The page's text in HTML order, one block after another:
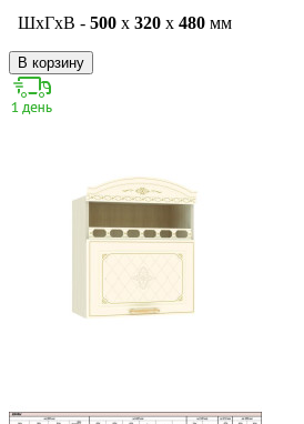
ШxГxВ - 500 x 320 x 480 мм
В корзину